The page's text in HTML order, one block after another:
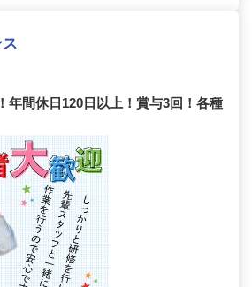
年間休日120日以上！賞与3回！各種